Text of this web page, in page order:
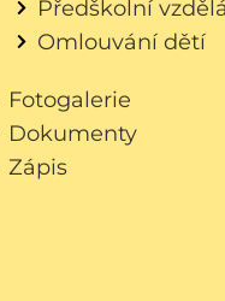
Předškolní
Omlouvání dětí
Fotogalerie
Dokumenty
Zápis